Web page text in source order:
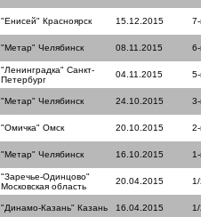
"Енисей" Красноярск 15.12.2015
"Метар" Челябинск 08.11.2015
"Ленинградка" Санкт-
Петербург
04.11.2015
"Метар" Челябинск 24.10.2015
"Омичка" Омск 20.10.2015
"Метар" Челябинск 16.10.2015
"Заречье-Одинцово"
Московская область
20.04.2015
"Динамо-Казань" Казань 16.04.2015